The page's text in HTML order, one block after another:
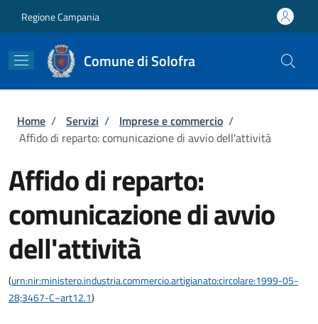
Regione Campania
Comune di Solofra
Briciole di pane
Home / Servizi / Imprese e commercio /
Affido di reparto: comunicazione di avvio dell'attività
Affido di reparto:
comunicazione di avvio
dell'attività
(urn:nir:ministero.industria.commercio.artigianato:circolare:1999-05-
28;3467-C~art12.1)